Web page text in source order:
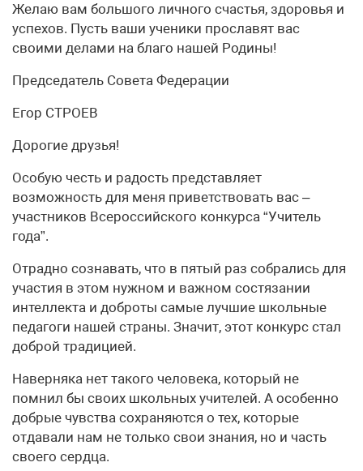
Желаю вам большого личного счастья, здоровья и
успехов. Пусть ваши ученики прославят вас
своими делами на благо нашей Родины!
Председатель Совета Федерации
Егор СТРОЕВ
Дорогие друзья!
Особую честь и радость представляет
возможность для меня приветствовать вас –
участников Всероссийского конкурса “Учитель
года”.
Отрадно сознавать, что в пятый раз собрались для
участия в этом нужном и важном состязании
интеллекта и доброты самые лучшие школьные
педагоги нашей страны. Значит, этот конкурс стал
доброй традицией.
Наверняка нет такого человека, который не
помнил бы своих школьных учителей. А особенно
добрые чувства сохраняются о тех, которые
отдавали нам не только свои знания, но и часть
своего сердца.